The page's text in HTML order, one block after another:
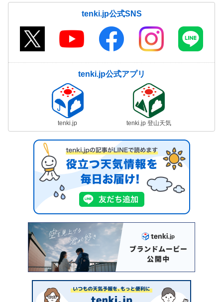
tenki.jp公式SNS
tenki.jp公式アプリ
tenki.jp tenki.jp 登山天気